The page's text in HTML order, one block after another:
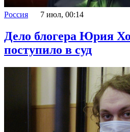
Россия 7 июл, 00:14
Дело блогера Юрия
поступило в суд